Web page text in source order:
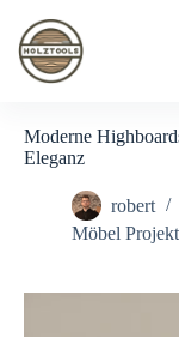
content
Moderne
Eleganz
robert
Möbel